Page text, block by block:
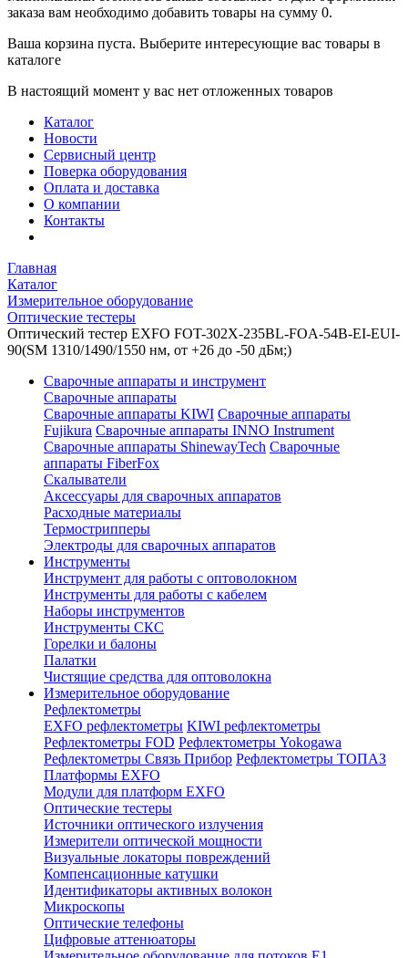
заказа вам необходимо добавить товары на сумму 0.
Ваша корзина пуста. Выберите интересующие вас товары в
каталоге
В настоящий момент у вас нет отложенных товаров
Каталог
Новости
Сервисный центр
Поверка оборудования
Оплата и доставка
О компании
Контакты
Главная
Каталог
Измерительное оборудование
Оптические тестеры
Оптический тестер EXFO FOT-302X-235BL-FOA-54B-EI-EUI-
90(SМ 1310/1490/1550 нм, от +26 до -50 дБм;)
Сварочные аппараты и инструмент
Сварочные аппараты
Сварочные аппараты KIWI Сварочные аппараты
Fujikura Сварочные аппараты INNO Instrument
Сварочные аппараты ShinewayTech Cварочные
аппараты FiberFox
Скалыватели
Аксессуары для сварочных аппаратов
Расходные материалы
Термострипперы
Электроды для сварочных аппаратов
Инструменты
Инструмент для работы с оптоволокном
Инструменты для работы с кабелем
Наборы инструментов
Инструменты СКС
Горелки и балоны
Палатки
Чистящие средства для оптоволокна
Измерительное оборудование
Рефлектометры
EXFO рефлектометры KIWI рефлектометры
Рефлектометры FOD Рефлектометры Yokogawa
Рефлектометры Связь Прибор Рефлектометры ТОПАЗ
Платформы EXFO
Модули для платформ EXFO
Оптические тестеры
Источники оптического излучения
Измерители оптической мощности
Визуальные локаторы повреждений
Компенсационные катушки
Идентификаторы активных волокон
Микроскопы
Оптические телефоны
Цифровые аттенюаторы